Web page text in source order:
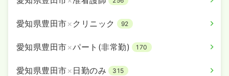
愛知県豊田市× クリニック 92
愛知県豊田市×パート(非常勤) 170
愛知県豊田市× 日勤のみ 315